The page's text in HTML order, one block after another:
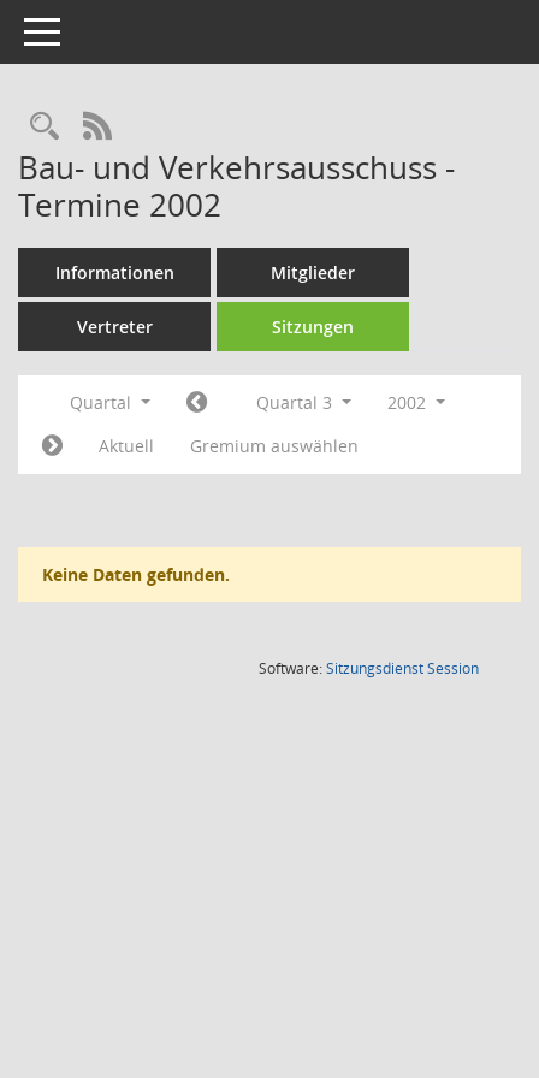
Toggle navigation
Rechercheauswahl
RSS-Feed
Bau- und Verkehrsausschuss -
Termine 2002
Informationen Mitglieder
Vertreter Sitzungen
Quartal Quartal 3
2002
Aktuell
Gremium auswählen
Keine Daten gefunden.
Software:SitzungsdienstSession(Wird in